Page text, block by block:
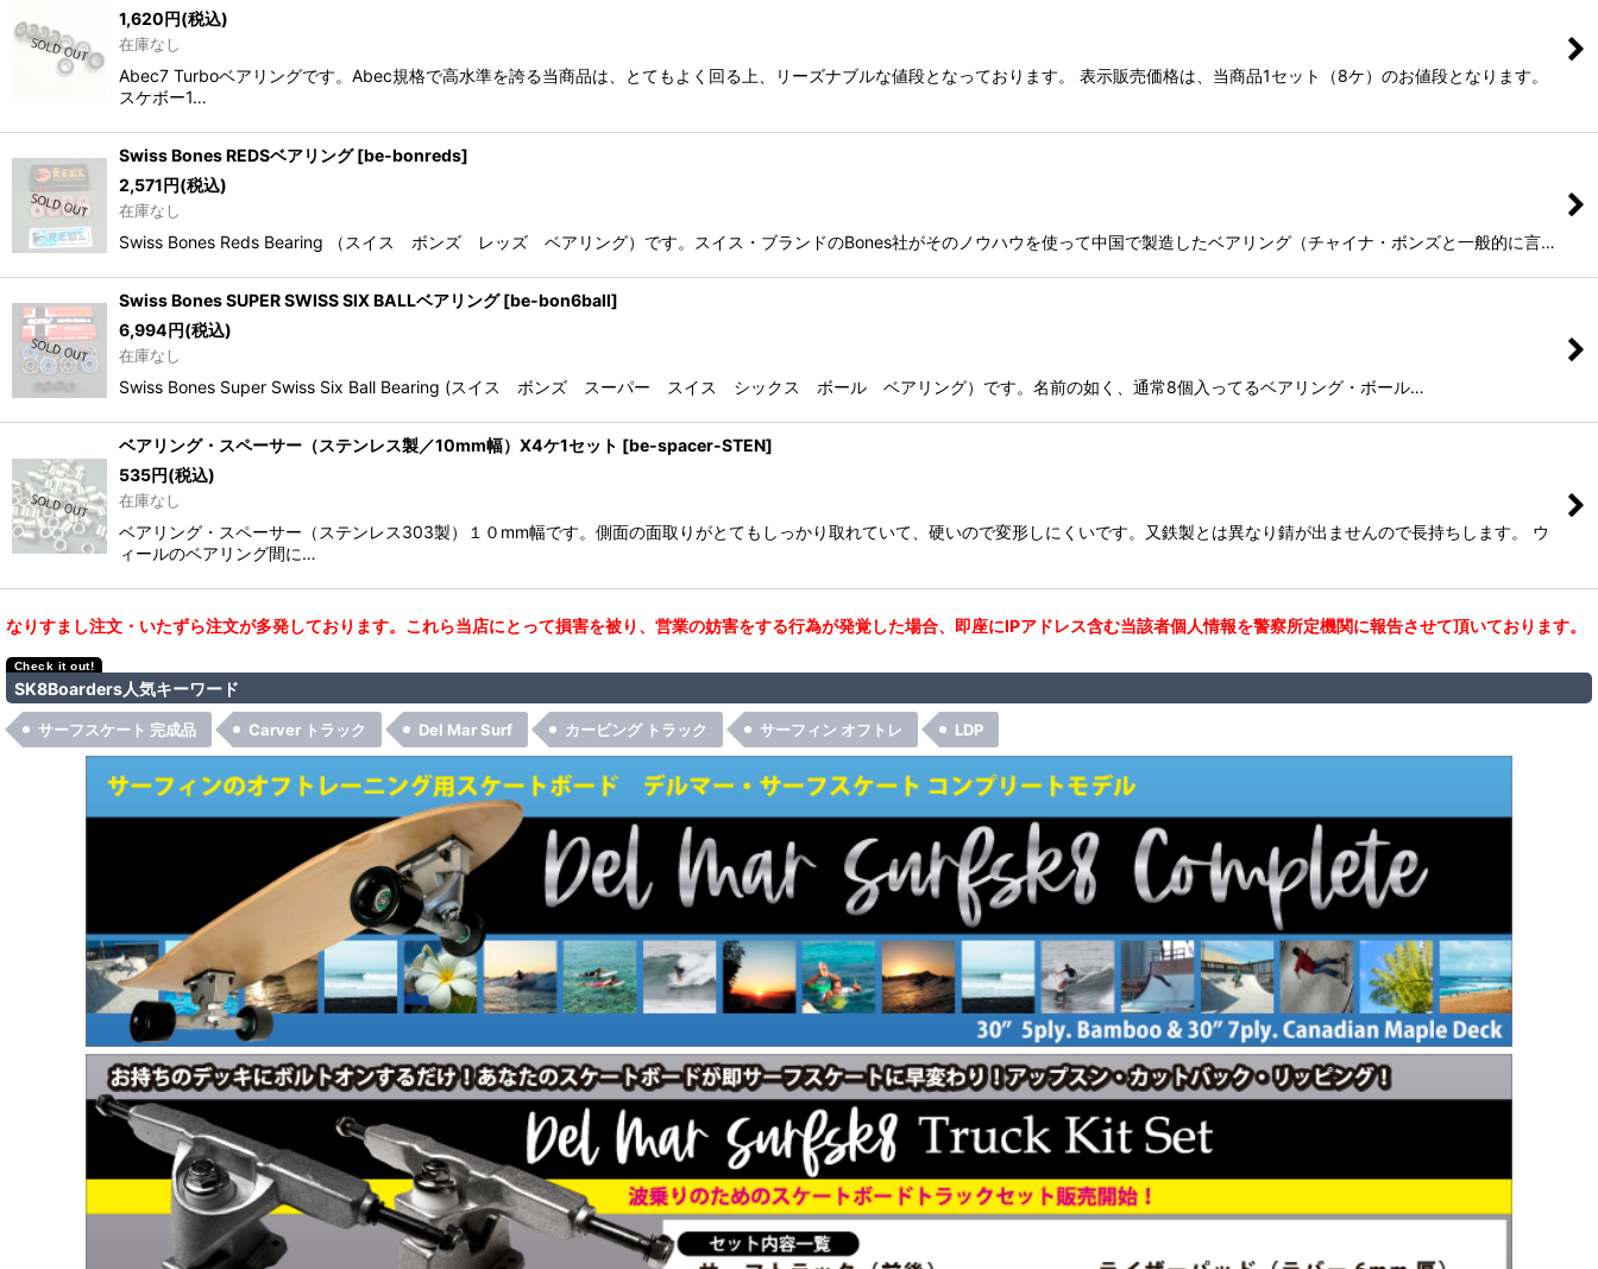
1,620円(税込)
在庫なし
Abec7 Turboベアリングです。Abec規格で高水準を誇る当商品は、とてもよく回る上、リーズナブルな値段となっております。 表示販売価格は、当商品1セット（8ケ）のお値段となります。
スケボー1…
Swiss Bones REDSベアリング [be-bonreds]
2,571円(税込)
在庫なし
Swiss Bones Reds Bearing （スイス ボンズ レッズ ベアリング）です。スイス・ブランドのBones社がそのノウハウを使って中国で製造したベアリング（チャイナ・ボンズと一般的に言…
Swiss Bones SUPER SWISS SIX BALLベアリング [be-bon6ball]
6,994円(税込)
在庫なし
Swiss Bones Super Swiss Six Ball Bearing (スイス ボンズ スーパー スイス シックス ボール ベアリング）です。名前の如く、通常8個入ってるベアリング・ボール…
ベアリング・スペーサー（ステンレス製／10mm幅）X4ケ1セット [be-spacer-STEN]
535円(税込)
在庫なし
ベアリング・スペーサー（ステンレス303製）１０mm幅です。側面の面取りがとてもしっかり取れていて、硬いので変形しにくいです。又鉄製とは異なり錆が出ませんので長持ちします。 ウ
ィールのベアリング間に…
なりすまし注文・いたずら注文が多発しております。これら当店にとって損害を被り、営業の妨害をする行為が発覚した場合、即座にIPアドレス含む当該者個人情報を警察所定機関に報告させて頂いております。
SK8Boarders人気キーワード
サーフスケート 完成品 Carver トラック Del Mar Surf カービング トラック サーフィン オフトレ LDP